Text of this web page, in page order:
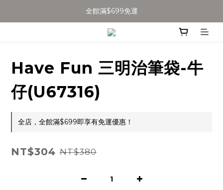
全館滿$699免運
全館滿$699免運
加入會員得$100購物金👉
Have Fun 三明治筆袋-牛
仔(U67316)
全店，全館滿$699即享有免運優惠！
NT$304 NT$380